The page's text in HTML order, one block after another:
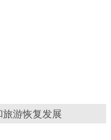
新闻发布会